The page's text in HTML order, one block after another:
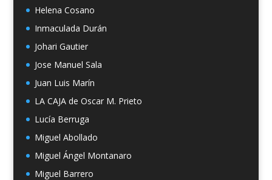
Helena Cosano
Inmaculada Durán
Johari Gautier
Jose Manuel Sala
Juan Luis Marín
LA CAJA de Oscar M. Prieto
Lucía Berruga
Miguel Abollado
Miguel Ángel Montanaro
Miguel Barrero